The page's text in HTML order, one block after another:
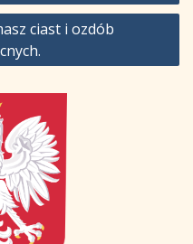
ciast i ozdób